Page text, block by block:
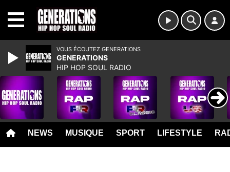
NEWS MUSIQUE SPORT LIFESTYLE
VOUS ÉCOUTEZ GENERATIONS
GENERATIONS
HIP HOP SOUL RADIO